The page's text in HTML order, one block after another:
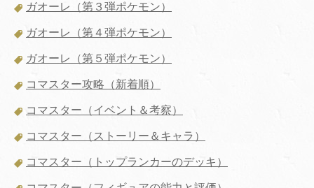
ガオーレ（第３弾ポケモン）
ガオーレ（第４弾ポケモン）
ガオーレ（第５弾ポケモン）
コマスター攻略（新着順）
コマスター（イベント＆考察）
コマスター（ストーリー＆キャラ）
コマスター（トップランカーのデッキ）